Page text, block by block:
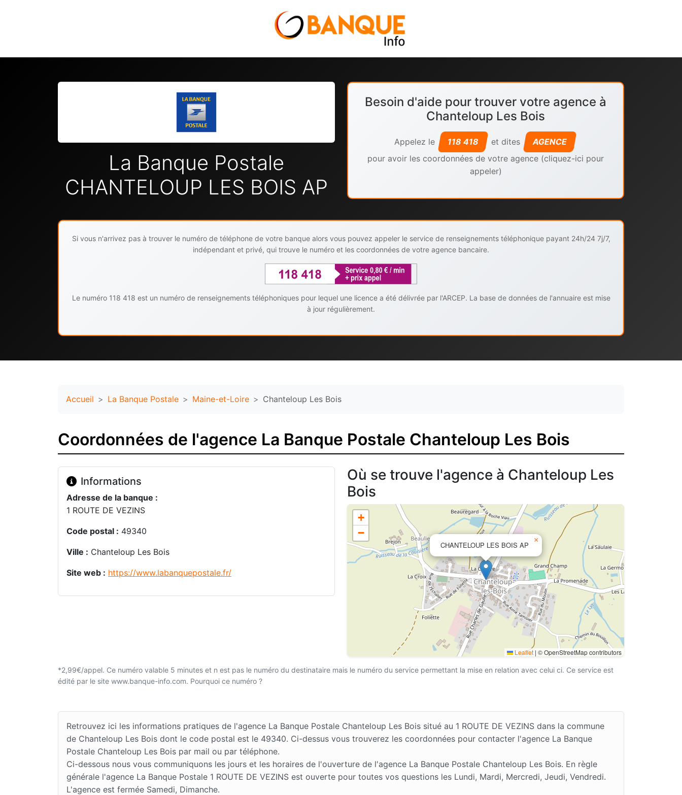
La Banque Postale
CHANTELOUP LES BOIS AP
Besoin d'aide pour trouver votre agence à
Chanteloup Les Bois
Appelez le 118 418 et dites
AGENCE
pour avoir les coordonnées de votre agence (cliquez-ici pour
appeler)
Si vous n'arrivez pas à trouver le numéro de téléphone de votre banque alors vous pouvez appeler le service de renseignements téléphonique payant 24h/24 7j/7,
indépendant et privé, qui trouve le numéro et les coordonnées de votre agence bancaire.
Le numéro 118 418 est un numéro de renseignements téléphoniques pour lequel une licence a été délivrée par l'ARCEP. La base de données de l'annuaire est mise
à jour régulièrement.
Accueil La Banque Postale Maine-et-Loire Chanteloup Les Bois
Coordonnées de l'agence La Banque Postale Chanteloup Les Bois
Informations
Adresse de la banque :
1 ROUTE DE VEZINS
Code postal : 49340
Ville : Chanteloup Les Bois
Site web : https://www.labanquepostale.fr/
Où se trouve l'agence à Chanteloup Les
Bois
CHANTELOUP LES BOIS AP
×
+
−
Leaflet | © OpenStreetMap contributors
*2,99€/appel. Ce numéro valable 5 minutes et n est pas le numéro du destinataire mais le numéro du service permettant la mise en relation avec celui ci. Ce service est
édité par le site www.banque-info.com. Pourquoi ce numéro ?
Retrouvez ici les informations pratiques de l'agence La Banque Postale Chanteloup Les Bois situé au 1 ROUTE DE VEZINS dans la commune
de Chanteloup Les Bois dont le code postal est le 49340. Ci-dessus vous trouverez les coordonnées pour contacter l'agence La Banque
Postale Chanteloup Les Bois par mail ou par téléphone.
Ci-dessous nous vous communiquons les jours et les horaires de l'ouverture de l'agence La Banque Postale Chanteloup Les Bois. En règle
générale l'agence La Banque Postale 1 ROUTE DE VEZINS est ouverte pour toutes vos questions les Lundi, Mardi, Mercredi, Jeudi, Vendredi.
L'agence est fermée Samedi, Dimanche.